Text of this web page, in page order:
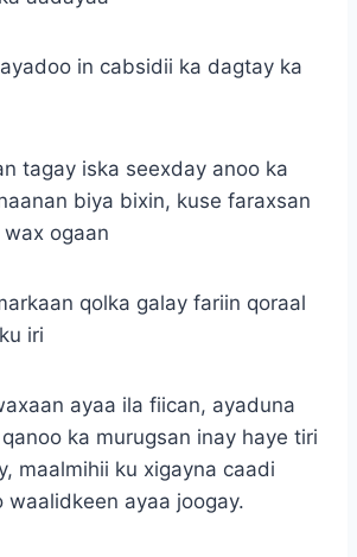
in cabsidii ka dagtay ka
tagay iska seexday anoo ka
biya bixin, kuse faraxsan
ogaan
qolka galay fariin qoraal
iri
ayaa ila fiican, ayaduna
ka murugsan inay haye tiri
maalmihii ku xigayna caadi
waalidkeen ayaa joogay.